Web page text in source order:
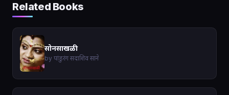
Related Books
सोनसाखळी
by पांडुरंग सदाशिव साने